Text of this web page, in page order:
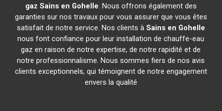
gaz Sains en Gohelle. Nous offrons également des
garanties sur nos travaux pour vous assurer que vous êtes
satisfait de notre service. Nos clients à Sains en Gohelle
nous font confiance pour leur installation de chauffe-eau
gaz en raison de notre expertise, de notre rapidité et de
notre professionnalisme. Nous sommes fiers de nos avis
clients exceptionnels, qui témoignent de notre engagement
envers la qualité